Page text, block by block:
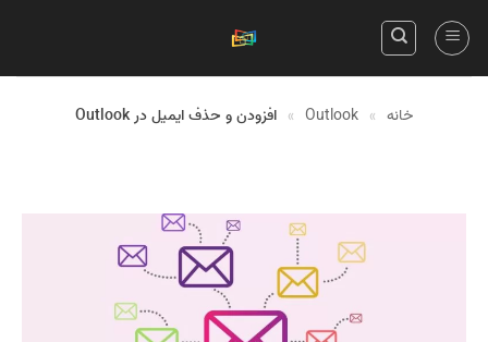
Skip
خانه »
Outlook
» افزودن و حذف ایمیل در Outlook